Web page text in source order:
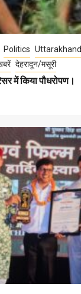
Politics Uttarakhand
देहरादून/मसूरी
में किया पौधरोपण।